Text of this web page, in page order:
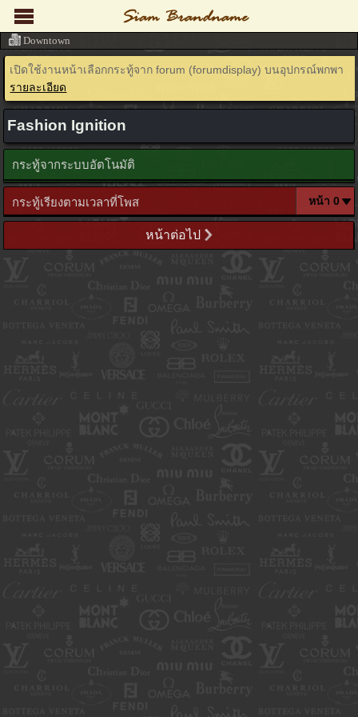
เปิดใช้งานหน้าเลือกกระทู้จาก forum (forumdisplay) บนอุปกรณ์พกพา
รายละเอียด
Fashion Ignition
กระทู้จากระบบอัตโนมัติ
กระทู้เรียงตามเวลาที่โพส
หน้าต่อไป
Downtown